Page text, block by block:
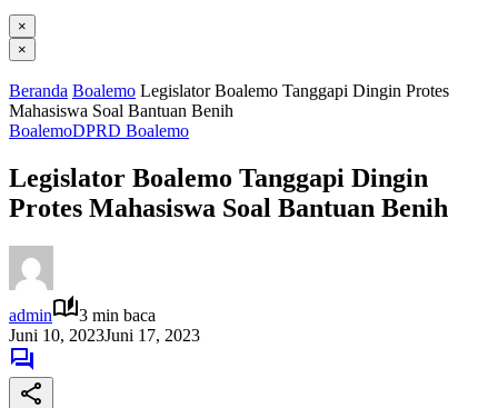
×
×
Beranda Boalemo Legislator Boalemo Tanggapi Dingin Protes
Mahasiswa Soal Bantuan Benih
BoalemoDPRD Boalemo
Legislator Boalemo Tanggapi Dingin
Protes Mahasiswa Soal Bantuan Benih
admin
3 min baca
Juni 10, 2023Juni 17, 2023